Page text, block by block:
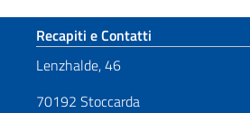
Sezione footer
Recapiti e Contatti
Lenzhalde, 46
70192 Stoccarda